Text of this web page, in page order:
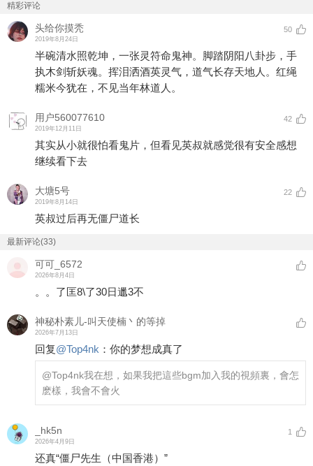
精彩评论
头给你摸秃
2019年8月24日
50
半碗清水照乾坤，一张灵符命鬼神。脚踏阴阳八卦步，手
执木剑斩妖魂。挥泪洒酒英灵气，道气长存天地人。红绳
糯米今犹在，不见当年林道人。
用户560077610
2019年12月11日
42
其实从小就很怕看鬼片，但看见英叔就感觉很有安全感想
继续看下去
大塘5号
2019年8月14日
22
英叔过后再无僵尸道长
最新评论(33)
可可_6572
2026年8月4日
。。了匡8\了30日邋3不
神秘朴素儿-叫天使楠丶的等掉
2026年7月13日
回复@Top4nk ： 你的梦想成真了
@Top4nk我在想，如果我把這些bgm加入我的視頻裏，會怎
麽樣，我會不會火
_hk5n
2026年4月9日
1
还真“僵尸先生（中国香港）”